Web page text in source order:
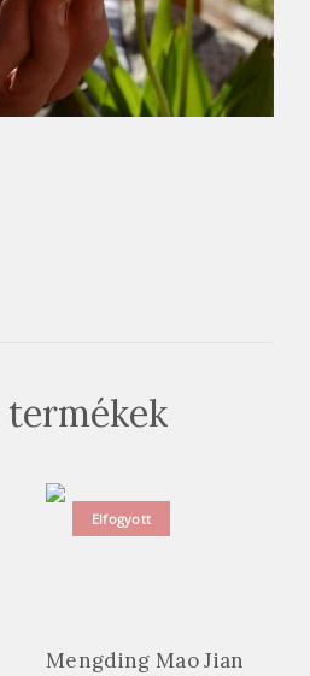
termékek
Elfogyott
Mengding Mao Jian